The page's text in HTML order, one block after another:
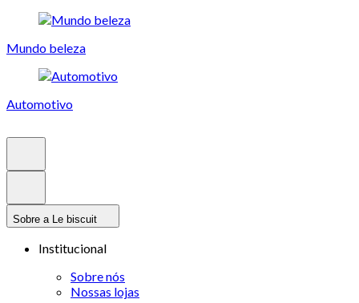
Mundo beleza
Automotivo
Sobre a Le biscuit
Institucional
Sobre nós
Nossas lojas